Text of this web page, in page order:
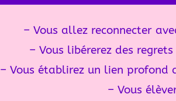
– Vous allez reconnecter
– Vous libérerez des
– Vous établirez un lien profond
– Vous